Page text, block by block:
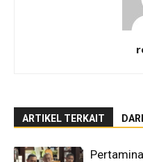
ARTIKEL TERKAIT